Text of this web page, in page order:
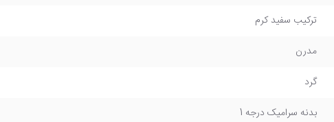
ترکیب سفید کرم
مدرن
گرد
بدنه سرامیک درجه 1